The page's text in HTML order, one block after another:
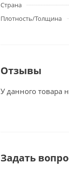
Страна
Плотность/Толщина
Отзывы
У данного товара
Задать